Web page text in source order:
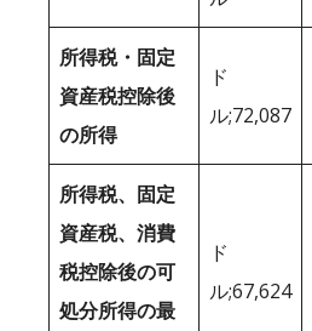
所得税・固定
資産税控除後
の所得
ド
ル;72,087
所得税、固定
資産税、消費
税控除後の可
処分所得の最
ド
ル;67,624